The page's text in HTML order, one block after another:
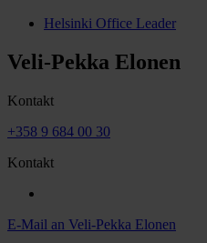
Helsinki Office Leader
Veli-Pekka Elonen
Kontakt
+358 9 684 00 30
Kontakt
E-Mail an Veli-Pekka Elonen